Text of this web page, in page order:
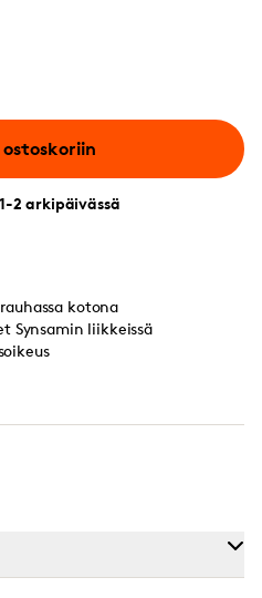
ostoskoriin
2 arkipäivässä
kotona
Synsamin liikkeissä